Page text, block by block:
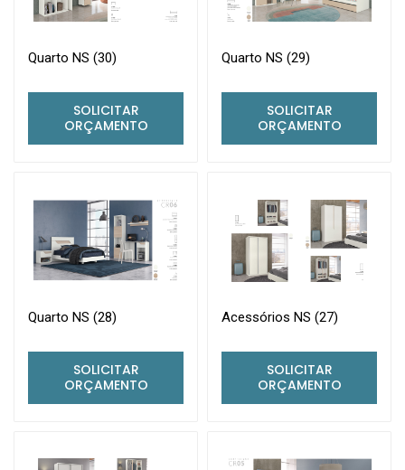
Quarto NS (30)
SOLICITAR
ORÇAMENTO
Quarto NS (29)
SOLICITAR
ORÇAMENTO
Quarto NS (28)
SOLICITAR
ORÇAMENTO
Acessórios NS (27)
SOLICITAR
ORÇAMENTO